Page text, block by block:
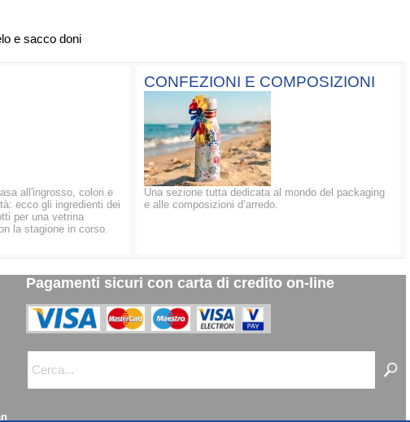
e sacco doni
all'ingrosso, colori e
ecco gli ingredienti dei
per una vetrina
la stagione in corso.
CONFEZIONI E COMPOSIZIONI
Una sezione tutta dedicata al mondo del packaging
e alle composizioni d’arredo.
Pagamenti sicuri con carta di credito on-line